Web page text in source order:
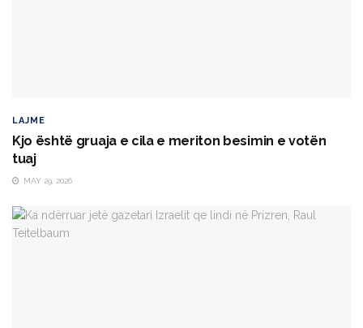
LAJME
Kjo është gruaja e cila e meriton besimin e votën
tuaj
MAY 29, 2026